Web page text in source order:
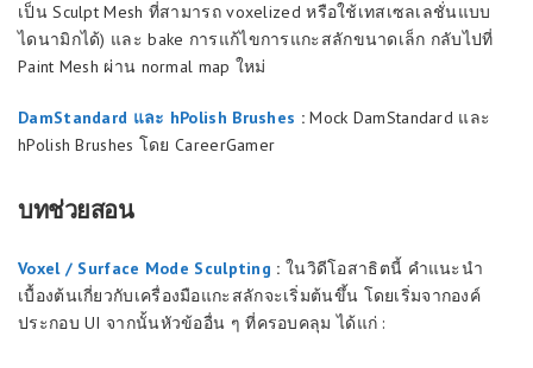
เป็น Sculpt Mesh ที่สามารถ voxelized หรือใช้เทสเซลเลชั่นแบบ
ไดนามิกได้) และ bake การแก้ไขการแกะสลักขนาดเล็ก กลับไปที่
Paint Mesh ผ่าน normal map ใหม่
DamStandard และ hPolish Brushes :Mock DamStandard และ
hPolish Brushes โดย CareerGamer
บทช่วยสอน
Voxel / Surface Mode Sculpting : ในวิดีโอสาธิตนี้ คำแนะนำ
เบื้องต้นเกี่ยวกับเครื่องมือแกะสลักจะเริ่มต้นขึ้น โดยเริ่มจากองค์
ประกอบ UI จากนั้นหัวข้ออื่น ๆ ที่ครอบคลุม ได้แก่ :